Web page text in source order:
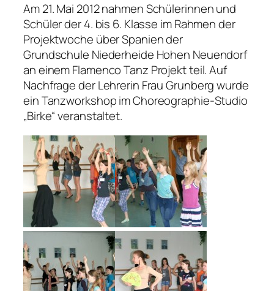
Am 21. Mai 2012 nahmen Schülerinnen und
Schüler der 4. bis 6. Klasse im Rahmen der
Projektwoche über Spanien der
Grundschule Niederheide Hohen Neuendorf
an einem Flamenco Tanz Projekt teil. Auf
Nachfrage der Lehrerin Frau Grunberg wurde
ein Tanzworkshop im Choreographie-Studio
„Birke“ veranstaltet.